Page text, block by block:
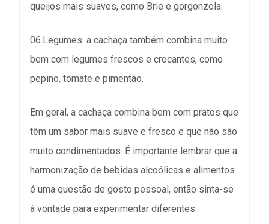
queijos mais suaves, como Brie e gorgonzola.
06.Legumes: a cachaça também combina muito
bem com legumes frescos e crocantes, como
pepino, tomate e pimentão.
Em geral, a cachaça combina bem com pratos que
têm um sabor mais suave e fresco e que não são
muito condimentados. É importante lembrar que a
harmonização de bebidas alcoólicas e alimentos
é uma questão de gosto pessoal, então sinta-se
à vontade para experimentar diferentes